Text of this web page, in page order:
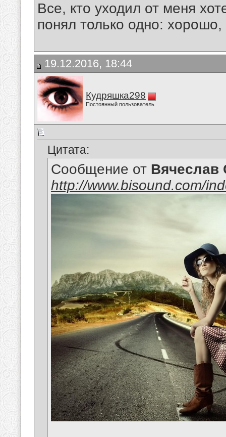
Все, кто уходил от меня
понял только одно:
19.12.2016, 18:44
Кудряшка298
Постоянный пользователь
Цитата:
Сообщение от Вячеслав
http://www.bisound.com/